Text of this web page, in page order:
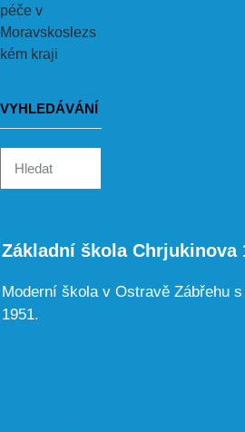
péče v
Moravskoslezs
kém kraji
VYHLEDÁVÁNÍ
Základní škola Chrjukinova
Moderní škola v Ostravě Zábřehu
1951.